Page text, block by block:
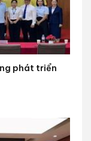
phát triển